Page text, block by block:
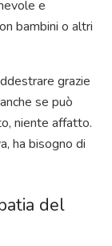
e
bambini o altri
grazie
se può
niente affatto.
ha bisogno di
del